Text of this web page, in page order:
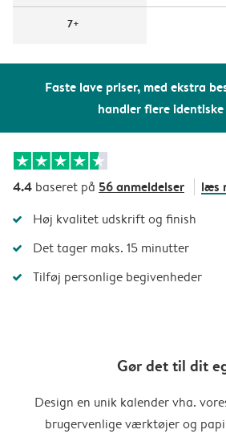
Faste lave priser, med ekstra
handler flere
7+
4.4 baseret på 56 anmeldelser læs
Høj kvalitet udskrift og finish
Det tager maks. 15 minutter
Tilføj personlige begivenheder
Gør det til dit
Design en unik kalender vha.
brugervenlige værktøjer og